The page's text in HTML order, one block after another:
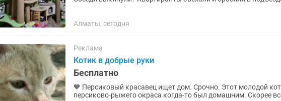
Алматы, сегодня
Реклама
Котик в добрые руки
Бесплатно
🧡 Персиковый красавец ищет дом. Срочно. Этот молодой котик удивительно красивого
персиково-рыжего окраса когда-то был домашним. Скорее